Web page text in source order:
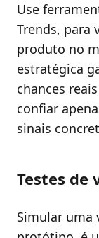
Use
Trends, para
produto no
estratégica
chances
confiar
sinais
Testes de
Simular uma